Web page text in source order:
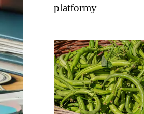
platformy